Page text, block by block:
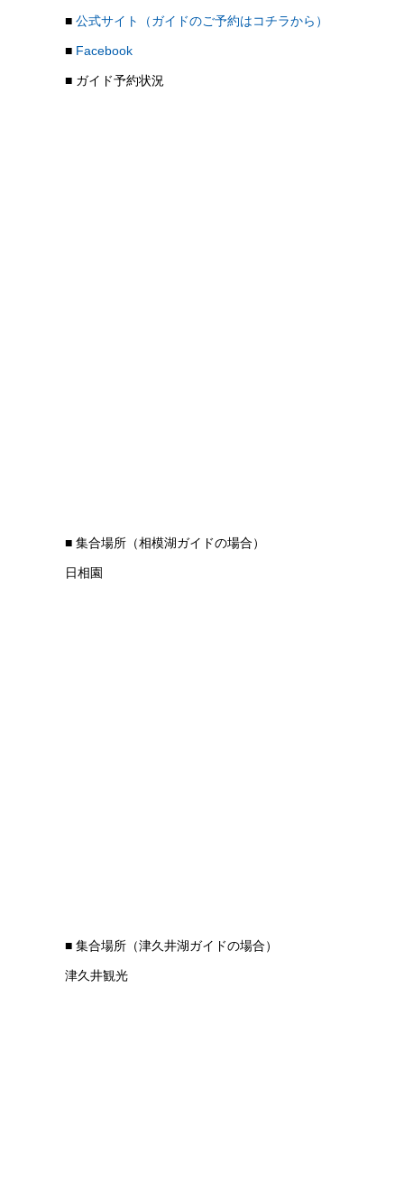
■ 公式サイト（ガイドのご予約はコチラから）
■ Facebook
■ ガイド予約状況
■ 集合場所（相模湖ガイドの場合）
日相園
■ 集合場所（津久井湖ガイドの場合）
津久井観光